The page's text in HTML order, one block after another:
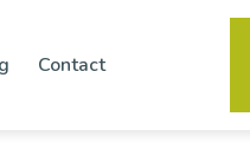
Contact